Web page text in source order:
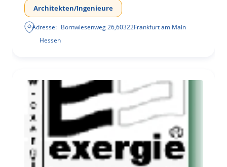
Architekten/Ingenieure
Adresse: Bornwiesenweg 26,60322Frankfurt am Main
Hessen